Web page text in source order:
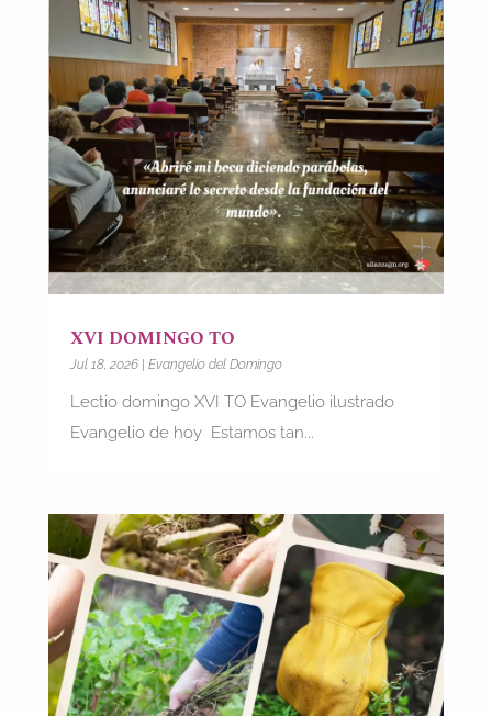
XVI DOMINGO TO
Jul 18, 2026| Evangelio del Domingo
Lectio domingo XVI TO Evangelio ilustrado
Evangelio de hoy Estamos tan...